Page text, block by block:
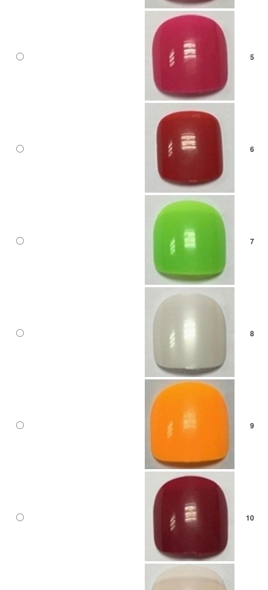
5
6
7
8
9
10